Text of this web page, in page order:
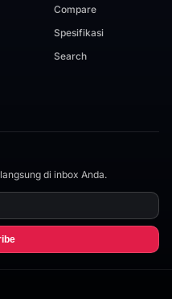
Compare
Spesifikasi
Search
di inbox Anda.